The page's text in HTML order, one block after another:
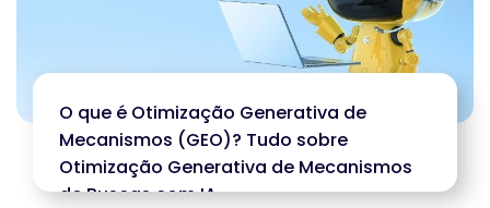
O que é Otimização Generativa de
Mecanismos (GEO)? Tudo sobre
Otimização Generativa de Mecanismos
de Buscas com IA